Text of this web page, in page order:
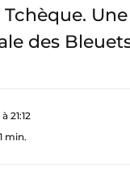
des
21:12
min.